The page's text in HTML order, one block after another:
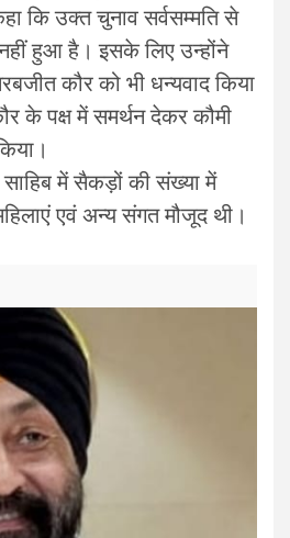
कि उक्त चुनाव सर्वसम्मति से
हुआ है। इसके लिए उन्होंने
कौर को भी धन्यवाद किया
के पक्ष में समर्थन देकर कौमी
साहिब में सैकड़ों की संख्या में
एवं अन्य संगत मौजूद थी।